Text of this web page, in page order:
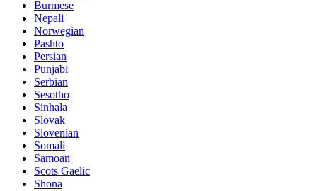
Burmese
Nepali
Norwegian
Pashto
Persian
Punjabi
Serbian
Sesotho
Sinhala
Slovak
Slovenian
Somali
Samoan
Scots Gaelic
Shona